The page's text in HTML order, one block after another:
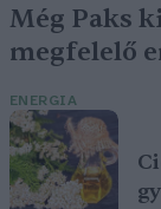
Még Paks
megfelelő
ENERGIA